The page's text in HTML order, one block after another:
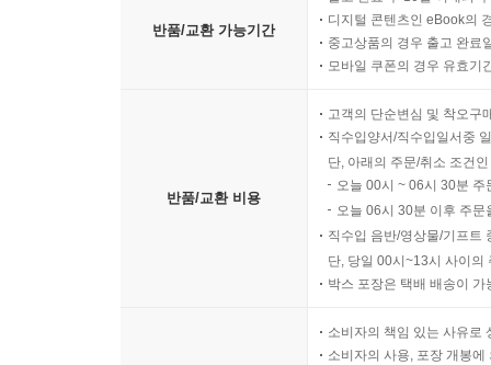
반품/교환 가능기간
디지털 콘텐츠인 eBook의
중고상품의 경우 출고 완료
모바일 쿠폰의 경우 유효기
반품/교환 비용
고객의 단순변심 및 착오구
직수입양서/직수입일서중
단, 아래의 주문/취소 조건
오늘 00시 ~ 06시 30분
오늘 06시 30분 이후 주
직수입 음반/영상물/기프트
단, 당일 00시~13시 사이의
박스 포장은 택배 배송이
소비자의 책임 있는 사유로
소비자의 사용, 포장 개봉